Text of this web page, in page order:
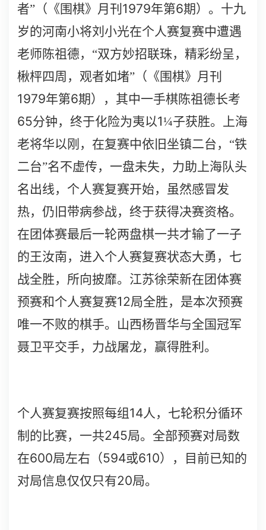
者”（《围棋》月刊 1979年第6期）。十九
岁的河南小将刘小光在个人赛复赛中遭遇
老师陈祖德，“双方妙招联珠，精彩纷呈，
楸枰四周，观者如堵”（《围棋》月刊
1979年第6期），其中一手棋陈祖德长考
65分钟，终于化险为夷以1¼子获胜。上海
老将华以刚，在复赛中依旧坐镇二台，“铁
二台”名不虚传，一盘未失，力助上海队头
名出线，个人赛复赛开始，虽然感冒发
热，仍旧带病参战，终于获得决赛资格。
在团体赛最后一轮两盘棋一共才输了一子
的王汝南，进入个人赛复赛状态大勇，七
战全胜，所向披靡。江苏徐荣新在团体赛
预赛和个人赛复赛12局全胜，是本次预赛
唯一不败的棋手。山西杨晋华与全国冠军
聂卫平交手，力战屠龙，赢得胜利。
个人赛复赛按照每组 14人，七轮积分循环
制的比赛，一共245局。全部预赛对局数
在600局左右（594或610），目前已知的
对局信息仅仅只有20局。